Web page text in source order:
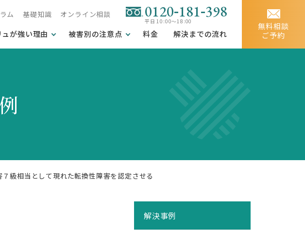
ム 基礎知識 オンライン相談 0120-181-398
平日 10:00～18:00
無料相談
ご予約
ュが強い理由 被害別の注意点 料金 解決までの流れ
級相当として現れた転換性障害を認定させる
解決事例